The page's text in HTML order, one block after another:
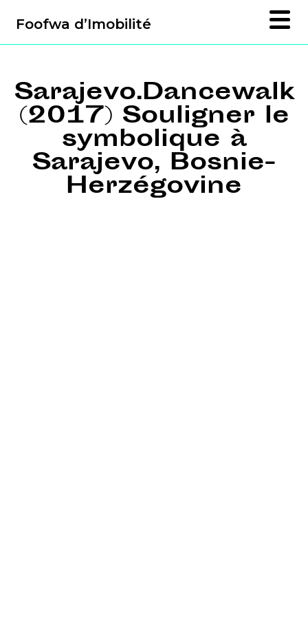
Foofwa d’Imobilité
Sarajevo.Dancewalk
(2017) Souligner le
symbolique à
Sarajevo, Bosnie-
Herzégovine